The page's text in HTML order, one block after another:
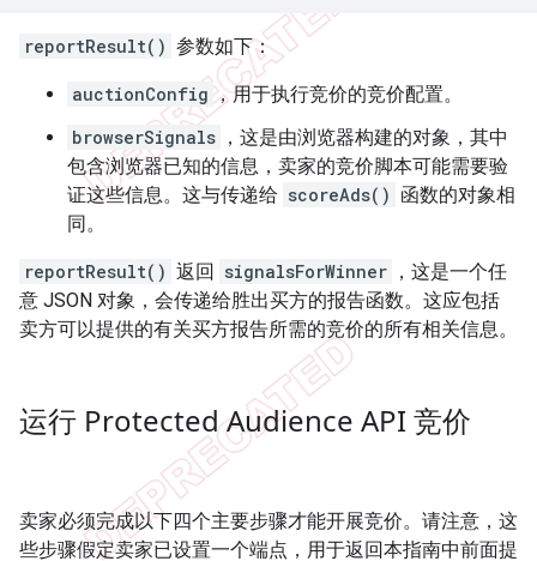
reportResult() 参数如下：
auctionConfig ，用于执行竞价的竞价配置。
browserSignals ，这是由浏览器构建的对象，其中
包含浏览器已知的信息，卖家的竞价脚本可能需要验
证这些信息。这与传递给 scoreAds() 函数的对象相
同。
reportResult() 返回 signalsForWinner ，这是一个任
意 JSON 对象，会传递给胜出买方的报告函数。这应包括
卖方可以提供的有关买方报告所需的竞价的所有相关信息。
运行 Protected Audience API 竞价
卖家必须完成以下四个主要步骤才能开展竞价。请注意，这
些步骤假定卖家已设置一个端点，用于返回本指南中前面提